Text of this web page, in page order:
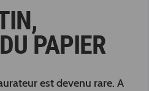
PAPIER
est devenu rare. A